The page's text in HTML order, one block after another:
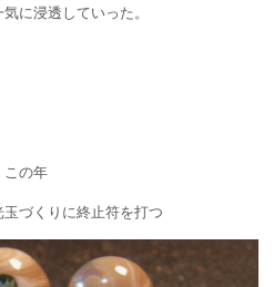
に浸透していった。
この年
づくりに終止符を打つ